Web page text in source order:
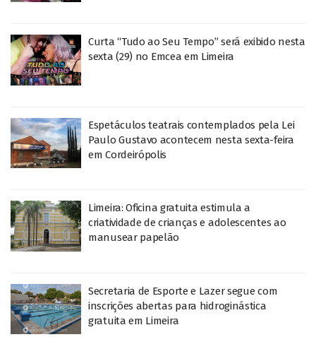
Curta “Tudo ao Seu Tempo” será exibido nesta
sexta (29) no Emcea em Limeira
Espetáculos teatrais contemplados pela Lei
Paulo Gustavo acontecem nesta sexta-feira
em Cordeirópolis
Limeira: Oficina gratuita estimula a
criatividade de crianças e adolescentes ao
manusear papelão
Secretaria de Esporte e Lazer segue com
inscrições abertas para hidroginástica
gratuita em Limeira